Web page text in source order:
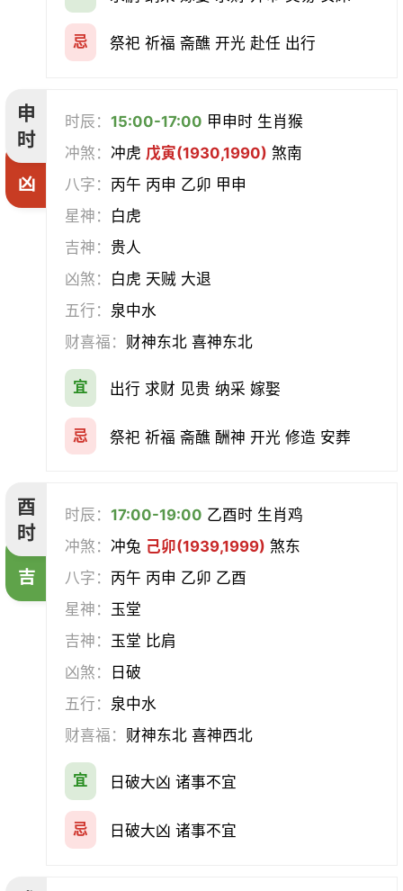
忌 祭祀 祈福 斋醮 开光 赴任 出行
申
时
凶
时辰：15:00-17:00 甲申时 生肖猴
冲煞：冲虎 戊寅(1930,1990) 煞南
八字： 丙午 丙申 乙卯 甲申
星神： 白虎
吉神： 贵人
凶煞： 白虎 天贼 大退
五行： 泉中水
财喜福： 财神东北 喜神东北
宜 出行 求财 见贵 纳采 嫁娶
忌 祭祀 祈福 斋醮 酬神 开光 修造 安葬
酉
时
吉
时辰：17:00-19:00 乙酉时 生肖鸡
冲煞：冲兔 己卯(1939,1999) 煞东
八字： 丙午 丙申 乙卯 乙酉
星神： 玉堂
吉神： 玉堂 比肩
凶煞：
日破
五行： 泉中水
财喜福： 财神东北 喜神西北
宜 日破大凶 诸事不宜
忌 日破大凶 诸事不宜